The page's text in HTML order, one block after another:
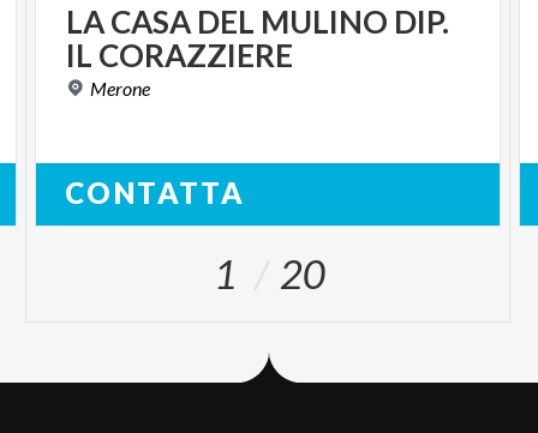
LACASA DEL MULINO DIP.
IL CORAZZIERE
Merone
CONTATTA
1 20